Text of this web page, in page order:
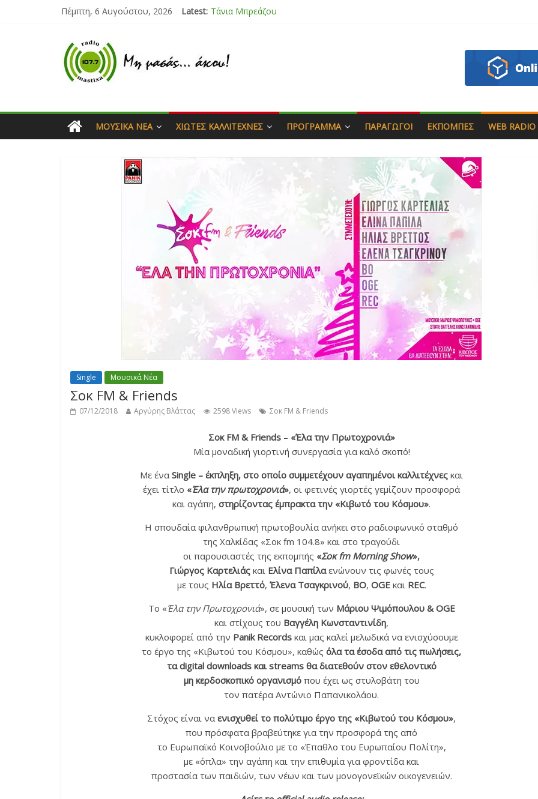
Πέμπτη, 6 Αυγούστου, 2026 Latest: Bliss
Τάνια Μπρεάζου
ΜΟΥΣΙΚΆ ΝΈΑ ΧΙΏΤΕΣ ΚΑΛΛΙΤΈΧΝΕΣ ΠΡΌΓΡΑΜΜΑ ΠΑΡΑΓΩΓΟΊ ΕΚΠΟΜΠΈΣ WEB RADIO
Single Μουσικά Νέα
Σοκ FM & Friends
07/12/2018 Αργύρης Βλάττας 2598 Views Σοκ FM & Friends
Σοκ FM & Friends– «Έλα την Πρωτοχρονιά»
Μία μοναδική γιορτινή συνεργασία για καλό σκοπό!
Με ένα Single – έκπληξη, στο οποίο συμμετέχουν αγαπημένοι καλλιτέχνες και
έχει τίτλο «Έλα την πρωτοχρονιά», οι φετινές γιορτές γεμίζουν προσφορά
και αγάπη, στηρίζοντας έμπρακτα την «Κιβωτό του Κόσμου».
Η σπουδαία φιλανθρωπική πρωτοβουλία ανήκει στο ραδιοφωνικό σταθμό
της Χαλκίδας «Σοκ fm 104.8» και στο τραγούδι
οι παρουσιαστές της εκπομπής «Σοκ fm Morning Show»,
Γιώργος Καρτελιάςκαι Ελίνα Παπίλαενώνουν τις φωνές τους
με τους Ηλία Βρεττό, Έλενα Τσαγκρινού, BO, OGEκαι REC.
Το «Έλα την Πρωτοχρονιά», σε μουσική των Μάριου Ψιμόπουλου & OGE
και στίχους του Βαγγέλη Κωνσταντινίδη,
κυκλοφορεί από την Panik Recordsκαι μας καλεί μελωδικά να ενισχύσουμε
το έργο της «Κιβωτού του Κόσμου», καθώς όλα τα έσοδα από τις πωλήσεις,
τα digital downloads και streams θα διατεθούν στον εθελοντικό
μη κερδοσκοπικό οργανισμόπου έχει ως στυλοβάτη του
τον πατέρα Αντώνιο Παπανικολάου.
Στόχος είναι να ενισχυθεί το πολύτιμο έργο της «Κιβωτού του Κόσμου»,
που πρόσφατα βραβεύτηκε για την προσφορά της από
το Ευρωπαϊκό Κοινοβούλιο με το «Έπαθλο του Ευρωπαίου Πολίτη»,
με «όπλα» την αγάπη και την επιθυμία για φροντίδα και
προστασία των παιδιών, των νέων και των μονογονεϊκών οικογενειών.